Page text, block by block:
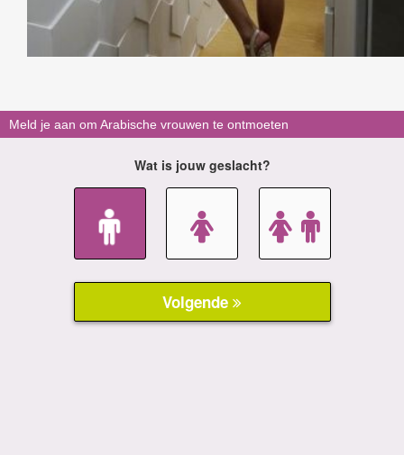
Meld je aan om Arabische vrouwen te ontmoeten